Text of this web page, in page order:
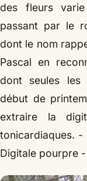
des fleurs
passant par le
dont le nom
Pascal en
dont seules les
début de
extraire la
tonicardiaques. -
Digitale pourpre -